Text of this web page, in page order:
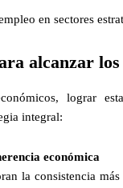
en sectores
alcanzar
lograr
integral:
económica
la consistencia